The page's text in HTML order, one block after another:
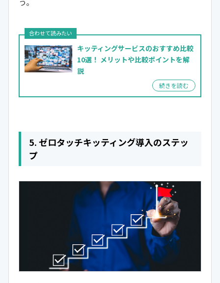
キッティングサービスのおすすめ比較
10選！ メリットや比較ポイントを解
説
5. ゼロタッチキッティング導入のステッ
プ